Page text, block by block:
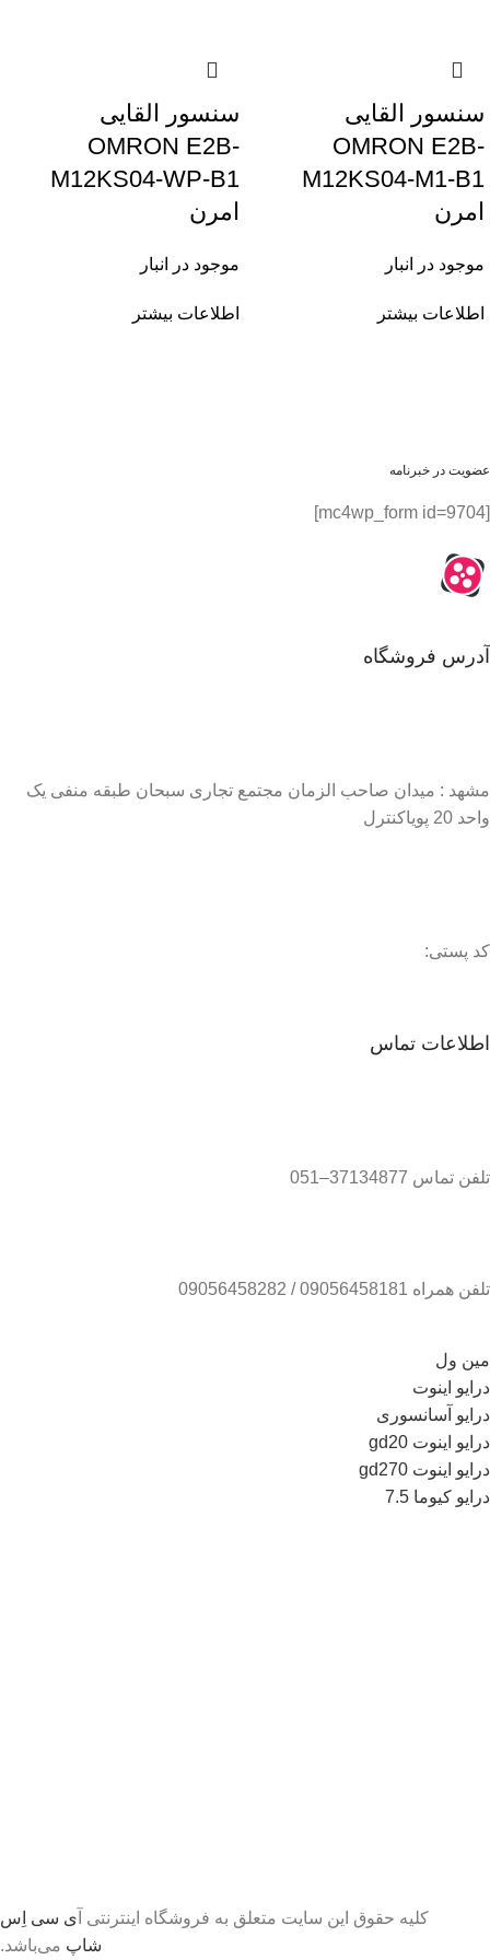
سنسور القایی
OMRON E2B-
M12KS04-M1-B1
امرن
موجود در انبار
اطلاعات بیشتر
سنسور القایی
OMRON E2B-
M12KS04-WP-B1
امرن
موجود در انبار
اطلاعات بیشتر
عضویت در خبرنامه
[mc4wp_form id=9704]
آدرس فروشگاه
مشهد : میدان صاحب الزمان مجتمع تجاری سبحان طبقه منفی یک
واحد 20 پویاکنترل
کد پستی:
اطلاعات تماس
تلفن تماس 37134877–051
تلفن همراه 09056458181 / 09056458282
مین ول
درایو اینوت
درایو آسانسوری
درایو اینوت gd20
درایو اینوت gd270
درایو کیوما 7.5
کلیه حقوق این سایت متعلق به فروشگاه اینترنتی آ ی سی اِس
شاپ می‌باشد.